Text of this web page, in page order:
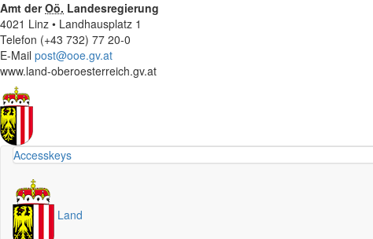
Amt derOö. Landesregierung
4021 Linz • Landhausplatz 1
Telefon (+43 732) 77 20-0
E-Mail post@ooe.gv.at
www.land-oberoesterreich.gv.at
Accesskeys
Land